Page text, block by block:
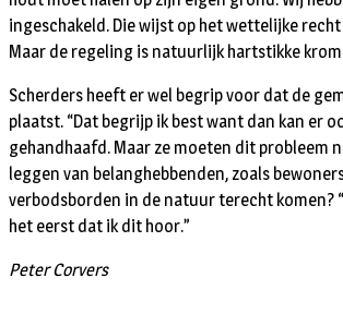
ingeschakeld. Die wijst op het wettelijke
Maar de regeling is natuurlijk hartstikke
Scherders heeft er wel begrip voor dat de
plaatst. “Dat begrijp ik best want dan kan er
gehandhaafd. Maar ze moeten dit probleem
leggen van belanghebbenden, zoals
verbodsborden in de natuur terecht komen?
het eerst dat ik dit hoor.”
Peter Corvers